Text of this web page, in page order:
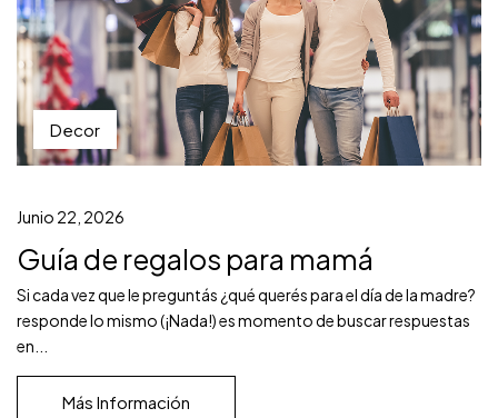
Decor
Junio 22, 2026
Guía de regalos para mamá
Si cada vez que le preguntás ¿qué querés para el día de la madre?
responde lo mismo (¡Nada!) es momento de buscar respuestas
en...
Más Información